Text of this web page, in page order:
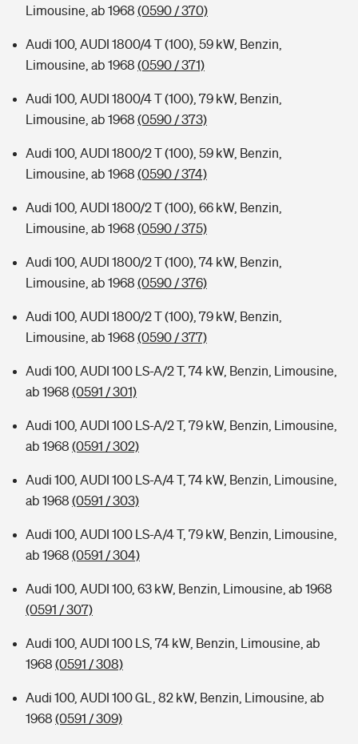
Limousine, ab 1968 (0590 / 370)
Audi 100, AUDI 1800/4 T (100), 59 kW, Benzin,
Limousine, ab 1968 (0590 / 371)
Audi 100, AUDI 1800/4 T (100), 79 kW, Benzin,
Limousine, ab 1968 (0590 / 373)
Audi 100, AUDI 1800/2 T (100), 59 kW, Benzin,
Limousine, ab 1968 (0590 / 374)
Audi 100, AUDI 1800/2 T (100), 66 kW, Benzin,
Limousine, ab 1968 (0590 / 375)
Audi 100, AUDI 1800/2 T (100), 74 kW, Benzin,
Limousine, ab 1968 (0590 / 376)
Audi 100, AUDI 1800/2 T (100), 79 kW, Benzin,
Limousine, ab 1968 (0590 / 377)
Audi 100, AUDI 100 LS-A/2 T, 74 kW, Benzin, Limousine,
ab 1968 (0591 / 301)
Audi 100, AUDI 100 LS-A/2 T, 79 kW, Benzin, Limousine,
ab 1968 (0591 / 302)
Audi 100, AUDI 100 LS-A/4 T, 74 kW, Benzin, Limousine,
ab 1968 (0591 / 303)
Audi 100, AUDI 100 LS-A/4 T, 79 kW, Benzin, Limousine,
ab 1968 (0591 / 304)
Audi 100, AUDI 100, 63 kW, Benzin, Limousine, ab 1968
(0591 / 307)
Audi 100, AUDI 100 LS, 74 kW, Benzin, Limousine, ab
1968 (0591 / 308)
Audi 100, AUDI 100 GL, 82 kW, Benzin, Limousine, ab
1968 (0591 / 309)